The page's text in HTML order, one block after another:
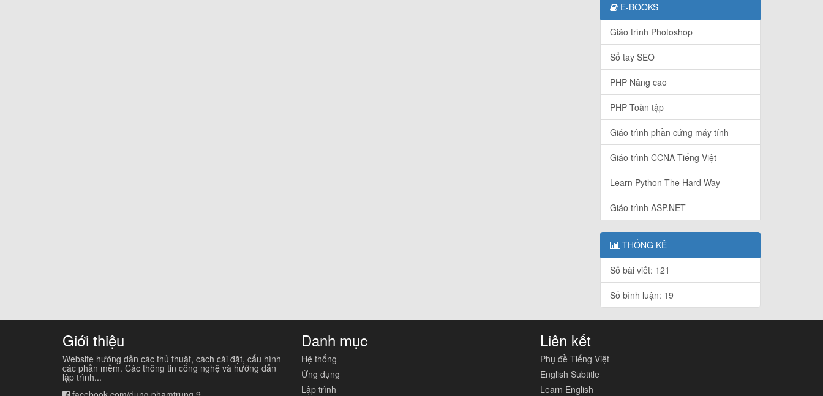
E-BOOKS
Giáo trình Photoshop
Sổ tay SEO
PHP Nâng cao
PHP Toàn tập
Giáo trình phần cứng máy tính
Giáo trình CCNA Tiếng Việt
Learn Python The Hard Way
Giáo trình ASP.NET
THỐNG KÊ
Số bài viết: 121
Số bình luận: 19
Giới thiệu
Website hướng dẫn các thủ thuật, cách cài đặt, cấu hình
các phần mềm. Các thông tin công nghệ và hướng dẫn
lập trình...
Danh mục
Hệ thống
Ứng dụng
Lập trình
Liên kết
Phụ đề Tiếng Việt
English Subtitle
Learn English